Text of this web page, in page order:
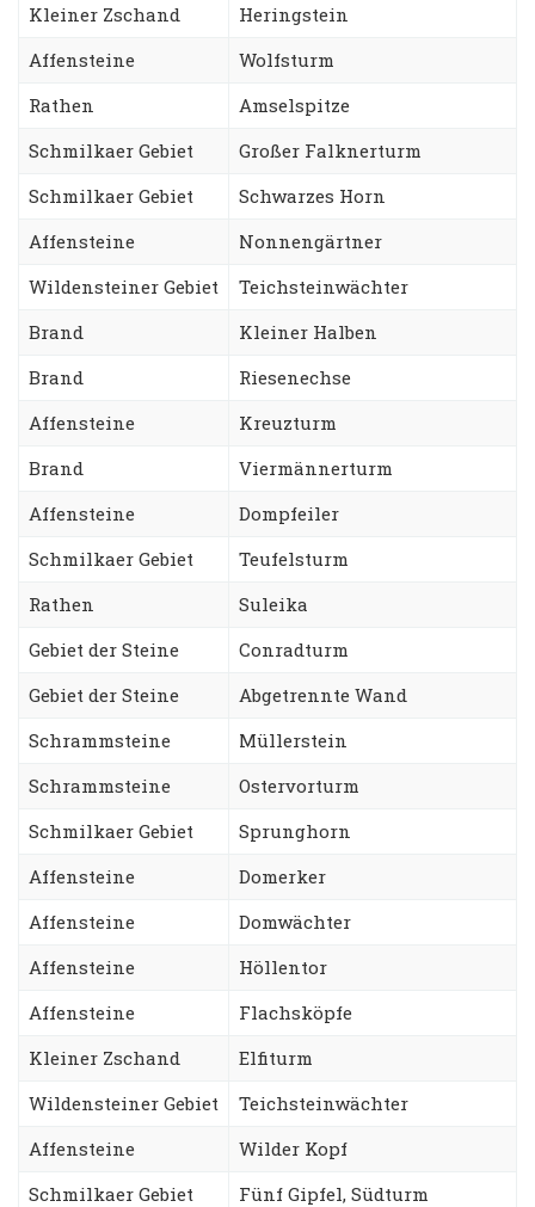
Kleiner Zschand
Heringstein
Affensteine
Wolfsturm
Rathen
Amselspitze
Schmilkaer Gebiet
Großer Falknerturm
Schmilkaer Gebiet
Schwarzes Horn
Affensteine
Nonnengärtner
Wildensteiner Gebiet
Teichsteinwächter
Brand
Kleiner Halben
Brand
Riesenechse
Affensteine
Kreuzturm
Brand
Viermännerturm
Affensteine
Dompfeiler
Schmilkaer Gebiet
Teufelsturm
Rathen
Suleika
Gebiet der Steine
Conradturm
Gebiet der Steine
Abgetrennte Wand
Schrammsteine
Müllerstein
Schrammsteine
Ostervorturm
Schmilkaer Gebiet
Sprunghorn
Affensteine
Domerker
Affensteine
Domwächter
Affensteine
Höllentor
Affensteine
Flachsköpfe
Kleiner Zschand
Elfiturm
Wildensteiner Gebiet
Teichsteinwächter
Affensteine
Wilder Kopf
Schmilkaer Gebiet
Fünf Gipfel, Südturm